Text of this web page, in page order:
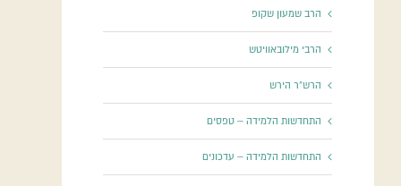
הרב שמעון שקופ
הרבי מילובאוויטש
הרש"ר הירש
התחדשות הלמידה – טפסים
התחדשות הלמידה – עדכונים